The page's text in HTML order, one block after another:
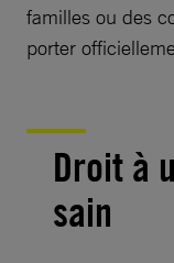
familles ou des
porter
Droit à
sain